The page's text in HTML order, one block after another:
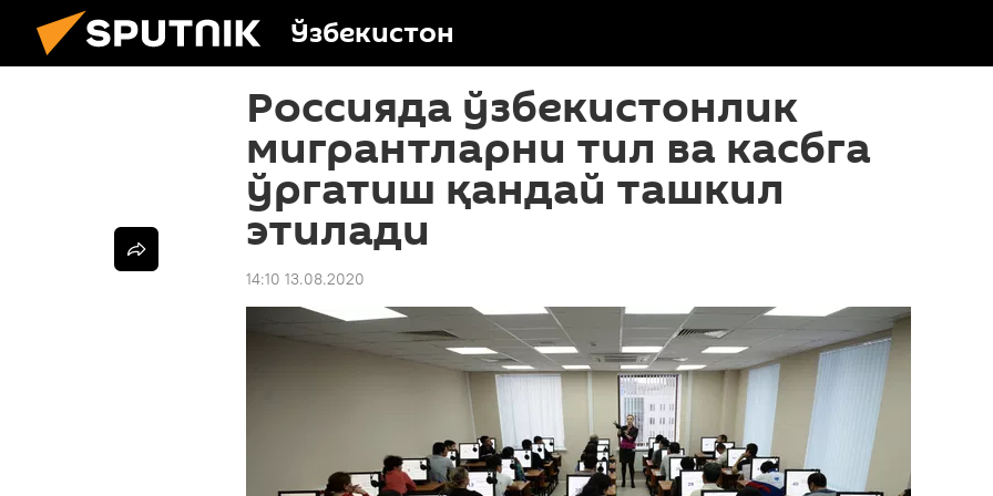
Ўзбекистон
Россияда ўзбекистонлик
мигрантларни тил ва касбга
ўргатиш қандай ташкил
этилади
14:10 13.08.2020